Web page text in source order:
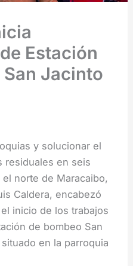
Estación
San Jacinto
y solucionar el
residuales en seis
norte de Maracaibo,
Caldera, encabezó
inicio de los trabajos
de bombeo San
en la parroquia